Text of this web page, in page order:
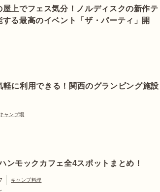
屋上でフェス気分！ノルディスクの新作テ
る最高のイベント「ザ・パーティ」開
軽に利用できる！関西のグランピング施設
キャンプ場
ンモックカフェ全4スポットまとめ！
キャンプ料理